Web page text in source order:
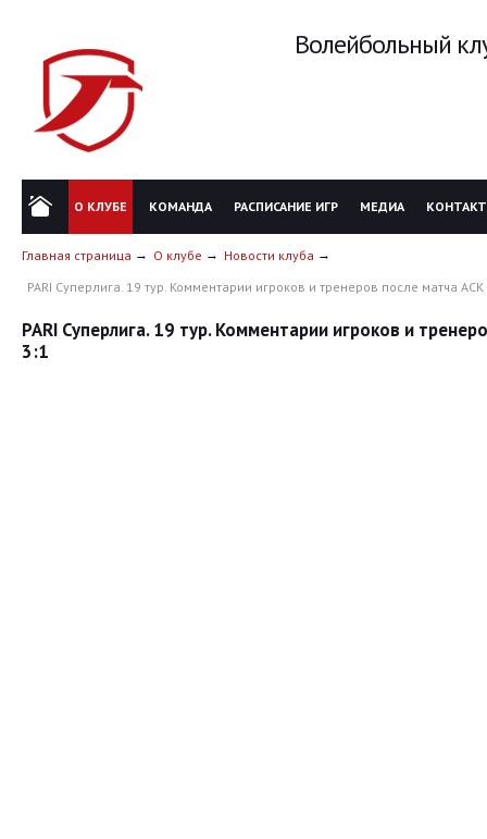
Волейбольный
О КЛУБЕ КОМАНДА РАСПИСАНИЕ ИГР МЕДИА
Главная страница О клубе
Новости клуба
PARI Суперлига. 19 тур. Комментарии игроков и тренеров после матча
PARI Суперлига. 19 тур. Комментарии игроков и
3:1